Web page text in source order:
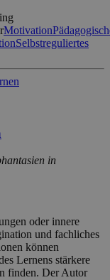
Motivation
Selbstreguliertes
in
oder innere
und fachliches
können
Lernens stärkere
finden. Der Autor